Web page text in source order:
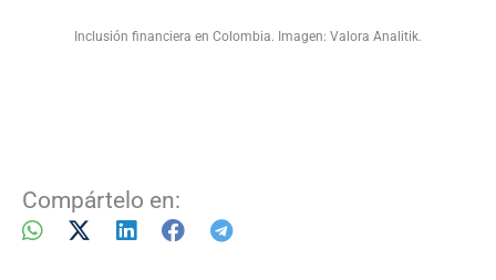
Inclusión financiera en Colombia. Imagen: Valora Analitik.
Compártelo en: